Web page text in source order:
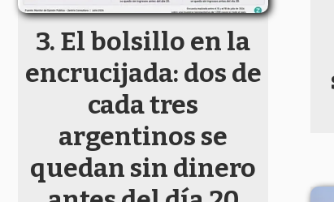
El bolsillo en la
encrucijada: dos de
cada tres
argentinos se
quedan sin dinero